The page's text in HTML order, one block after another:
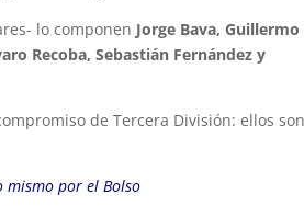
lo componen Jorge Bava, Guillermo
Recoba, Sebastián Fernández y
de Tercera División: ellos son
mismo por el Bolso